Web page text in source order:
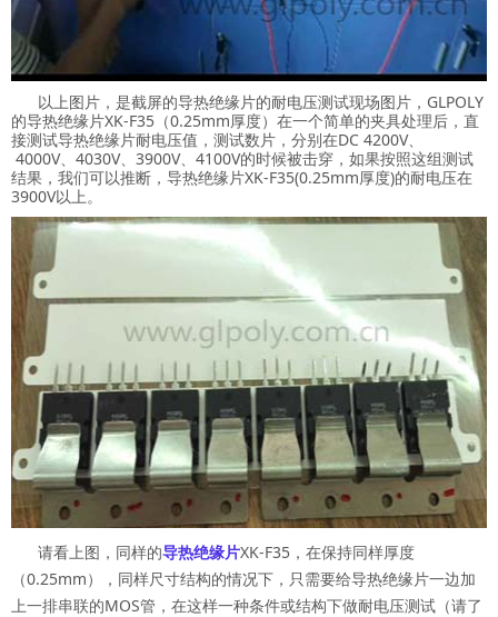
以上图片，是截屏的导热绝缘片的耐电压测试现场图片，GLPOLY
的导热绝缘片XK-F35（0.25mm厚度）在一个简单的夹具处理后，直
接测试导热绝缘片耐电压值，测试数片，分别在DC 4200V、
4000V、4030V、3900V、4100V的时候被击穿，如果按照这组测试
结果，我们可以推断，导热绝缘片XK-F35(0.25mm厚度)的耐电压在
3900V以上。
请看上图，同样的导热绝缘片XK-F35，在保持同样厚度
（0.25mm），同样尺寸结构的情况下，只需要给导热绝缘片一边加
上一排串联的MOS管，在这样一种条件或结构下做耐电压测试（请了